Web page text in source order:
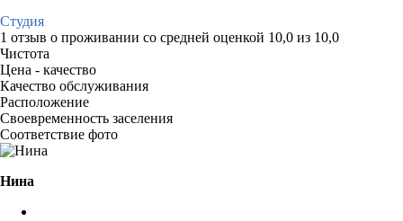
Студия
1 отзыв о проживании со средней оценкой 10,0 из 10,0
Чистота
Цена - качество
Качество обслуживания
Расположение
Своевременность заселения
Соответствие фото
Нина